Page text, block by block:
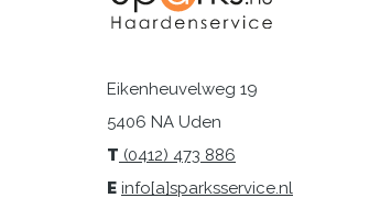
Eikenheuvelweg 19
5406 NA Uden
T (0412) 473 886
E info[a]sparksservice.nl